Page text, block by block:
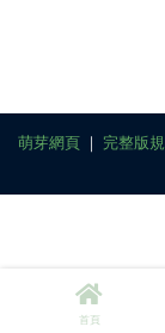
萌芽網頁｜ 完整版規
首頁